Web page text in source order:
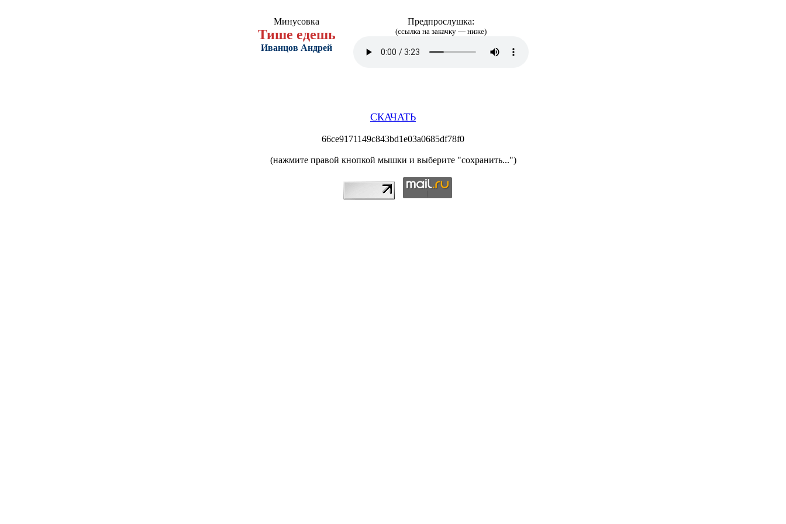
Минусовка
Тише едешь
Иванцов Андрей
Предпрослушка:
(ссылка на закачку — ниже)
СКАЧАТЬ
66ce9171149c843bd1e03a0685df78f0
(нажмите правой кнопкой мышки и выберите "сохранить...")